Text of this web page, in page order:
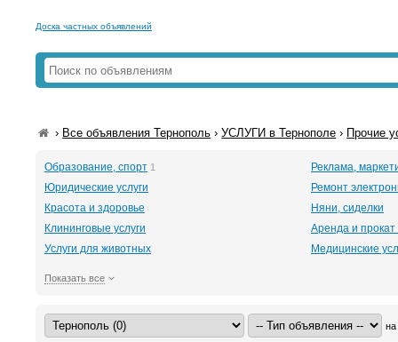
Доска частных объявлений
› Все объявления Тернополь ›УСЛУГИ в Тернополе › Прочие
Образование, спорт 1
Реклама,
Юридические услуги
Ремонт
Красота и здоровье
Няни, сиделки
Клининговые услуги
Аренда и прокат
Услуги для животных
Медицинские
Показать все
на